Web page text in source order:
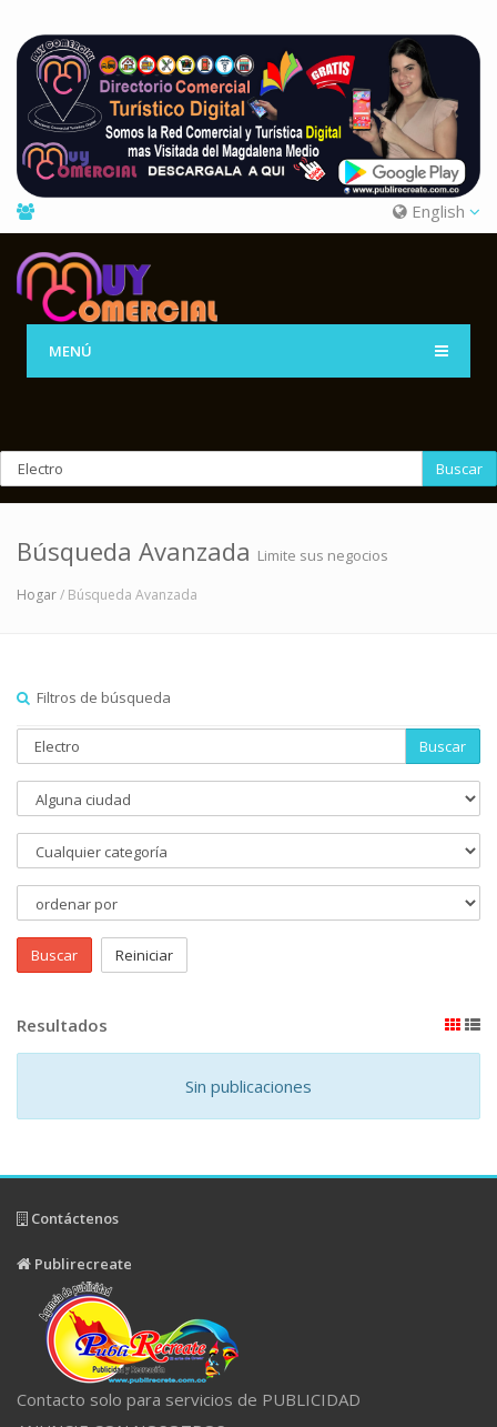
English
MENÚ
Buscar
Búsqueda Avanzada Limite sus negocios
Hogar/ Búsqueda Avanzada
Filtros de búsqueda
Buscar
Buscar Reiniciar
Resultados
Sin publicaciones
Contáctenos
Publirecreate
Contacto solo para servicios de PUBLICIDAD